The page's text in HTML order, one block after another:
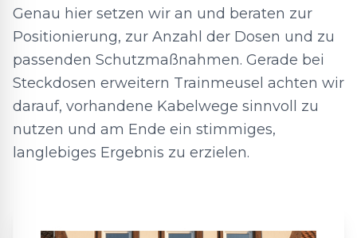
Genau hier setzen wir an und beraten zur
Positionierung, zur Anzahl der Dosen und zu
passenden Schutzmaßnahmen. Gerade bei
Steckdosen erweitern Trainmeusel achten wir
darauf, vorhandene Kabelwege sinnvoll zu
nutzen und am Ende ein stimmiges,
langlebiges Ergebnis zu erzielen.